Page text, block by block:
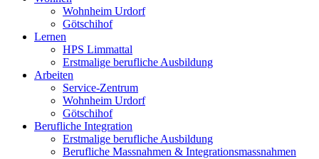
Wohnheim Urdorf
Götschihof
Lernen
HPS Limmattal
Erstmalige berufliche Ausbildung
Arbeiten
Service-Zentrum
Wohnheim Urdorf
Götschihof
Berufliche Integration
Erstmalige berufliche Ausbildung
Berufliche Massnahmen & Integrationsmassnahmen